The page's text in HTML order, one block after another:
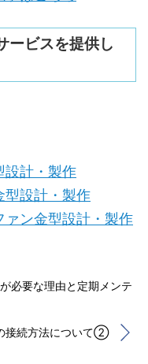
ービスを提供し
設計・製作
型設計・製作
ァン金型設計・製作
必要な理由と定期メンテ
接続方法について②